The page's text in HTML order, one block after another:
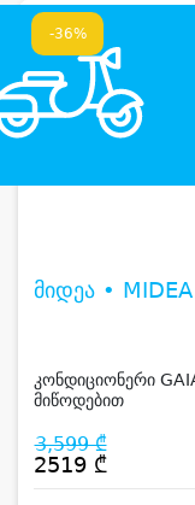
-36%
მიდეა • MIDEA
კონდიციონერი
მიწოდებით
3,599 ₾
2519 ₾